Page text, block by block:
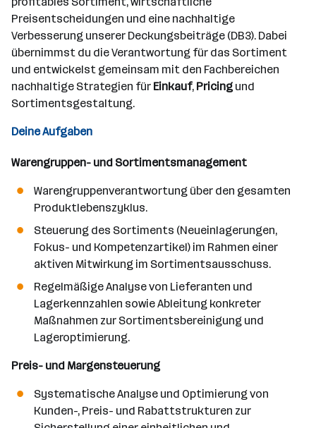
Preisentscheidungen und eine nachhaltige
Verbesserung unserer Deckungsbeiträge (DB3). Dabei
übernimmst du die Verantwortung für das Sortiment
und entwickelst gemeinsam mit den Fachbereichen
nachhaltige Strategien für Einkauf, Pricing und
Sortimentsgestaltung.
Deine Aufgaben
Warengruppen- und Sortimentsmanagement
Warengruppenverantwortung über den gesamten
Produktlebenszyklus.
Steuerung des Sortiments (Neueinlagerungen,
Fokus- und Kompetenzartikel) im Rahmen einer
aktiven Mitwirkung im Sortimentsausschuss.
Regelmäßige Analyse von Lieferanten und
Lagerkennzahlen sowie Ableitung konkreter
Maßnahmen zur Sortimentsbereinigung und
Lageroptimierung.
Preis- und Margensteuerung
Systematische Analyse und Optimierung von
Kunden-, Preis- und Rabattstrukturen zur